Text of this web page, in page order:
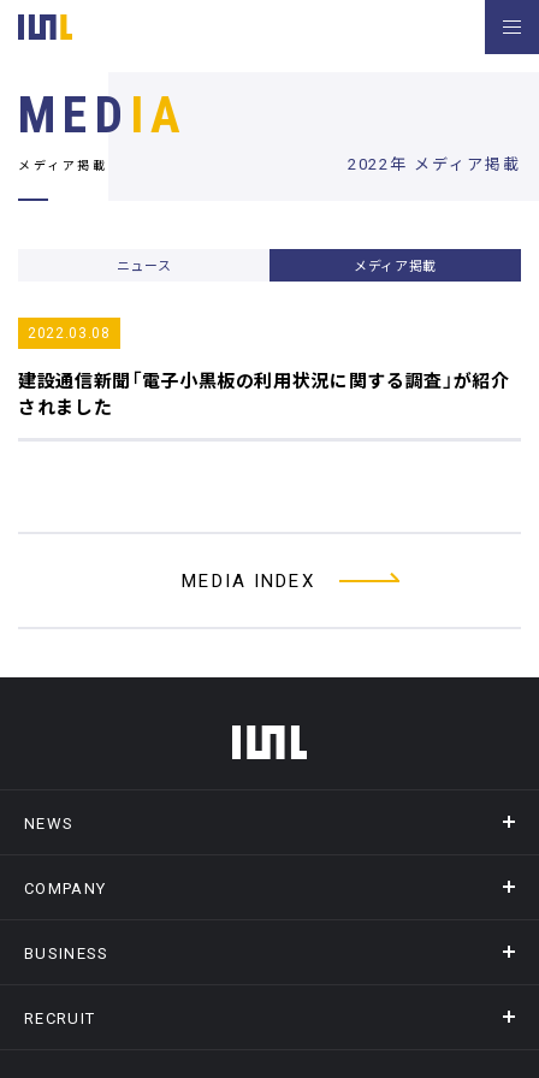
2022年 メディア掲載
MED IA
メディア掲載
ニュース メディア掲載
2022.03.08
建設通信新聞 「電子小黒板の利用状況に関する調査」が紹介
されました
MEDIA INDEX
フッターメニュー
NEWS
ニュース
COMPANY
会社概要
BUSINESS
事業情報トップ
RECRUIT